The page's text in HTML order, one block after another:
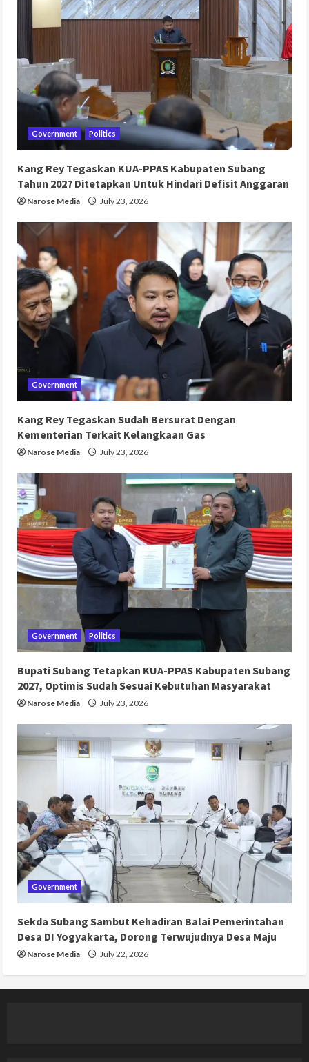
Government Politics
Kang Rey Tegaskan KUA-PPAS Kabupaten Subang
Tahun 2027 Ditetapkan Untuk Hindari Defisit Anggaran
Narose Media July 23, 2026
Government
Kang Rey Tegaskan Sudah Bersurat Dengan
Kementerian Terkait Kelangkaan Gas
Narose Media July 23, 2026
Government Politics
Bupati Subang Tetapkan KUA-PPAS Kabupaten Subang
2027, Optimis Sudah Sesuai Kebutuhan Masyarakat
Narose Media July 23, 2026
Government
Sekda Subang Sambut Kehadiran Balai Pemerintahan
Desa DI Yogyakarta, Dorong Terwujudnya Desa Maju
Narose Media July 22, 2026